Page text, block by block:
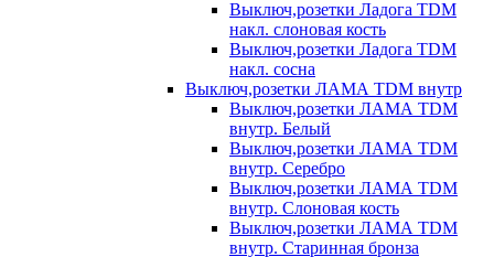
Выключ,розетки Ладога TDM
накл. слоновая кость
Выключ,розетки Ладога TDM
накл. сосна
Выключ,розетки ЛАМА TDM внутр
Выключ,розетки ЛАМА TDM
внутр. Белый
Выключ,розетки ЛАМА TDM
внутр. Серебро
Выключ,розетки ЛАМА TDM
внутр. Слоновая кость
Выключ,розетки ЛАМА TDM
внутр. Старинная бронза